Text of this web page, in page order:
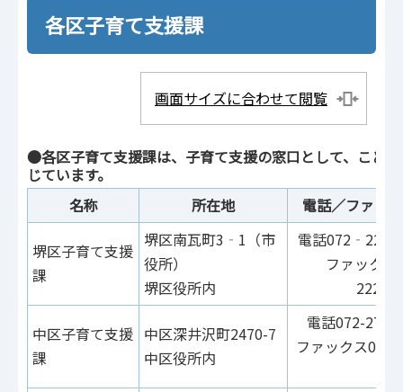
各区子育て支援課
画面サイズに合わせて閲覧
●各区子育て支援課は、子育て支援の窓口として、こど
じています。
名称
所在地 電話／ファッ
堺区子育て支援
課
堺区南瓦町3‐1（市
役所）
堺区役所内
電話072‐228-
ファックス
中区子育て支援
課
中区深井沢町2470-7
中区役所内
電話072-270-
ファックス072-